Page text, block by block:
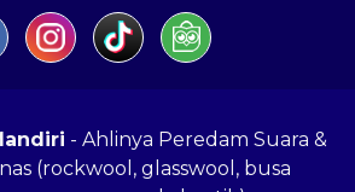
- Ahlinya Peredam Suara &
(rockwool, glasswool, busa